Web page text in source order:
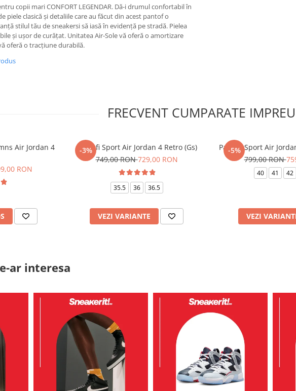
copii mari CONFORT LEGENDAR. Dă-i drumul confortabil în
piele clasică și detaliile care au făcut din acest pantof o
stilul tău de sneakersi să iasă în evidență pe stradă. Pielea
și ușor de curățat. Unitatea Air-Sole vă oferă o amortizare
oferă o tracțiune durabilă.
FRECVENT CUMPARATE
Air Jordan 4
RON
-3%
Pantofi Sport Air Jordan 4 Retro (Gs)
749,00 RON729,00 RON
35.5 36 36.5
VEZI VARIANTE
-5%
Pantofi Sport Air
799,00 RON
40 41 42
VEZI
ar interesa